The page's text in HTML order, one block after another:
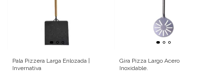
Pala Pizzera Larga Enlozada |
Invernativa
Gira Pizza Largo Acero
Inoxidable.